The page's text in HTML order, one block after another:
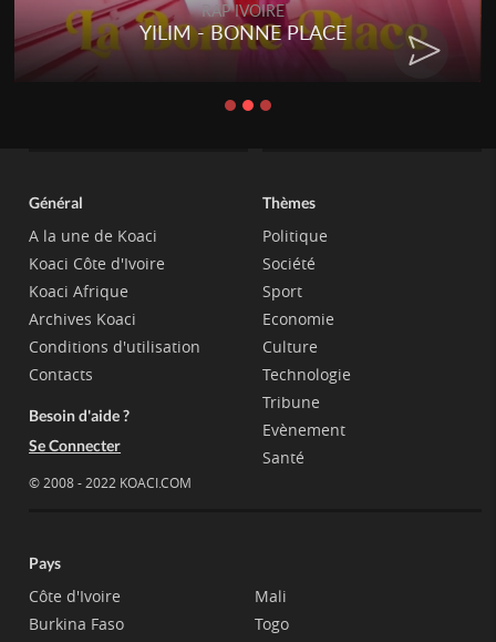
RAP IVOIRE
YILIM - BONNE PLACE
Général
A la une de Koaci
Koaci Côte d'Ivoire
Koaci Afrique
Archives Koaci
Conditions d'utilisation
Contacts
Besoin d'aide ?
Se Connecter
© 2008 - 2022 KOACI.COM
Thèmes
Politique
Société
Sport
Economie
Culture
Technologie
Tribune
Evènement
Santé
Pays
Côte d'Ivoire
Burkina Faso
Mali
Togo